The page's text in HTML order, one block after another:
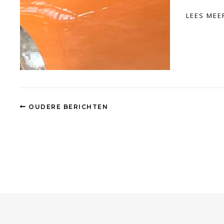
LEES
OUDERE BERICHTEN